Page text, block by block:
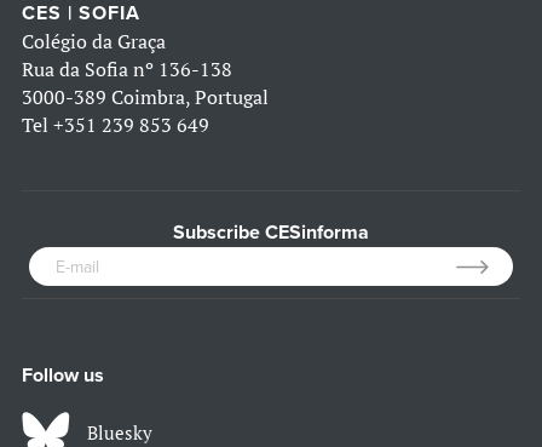
CES | SOFIA
Colégio da Graça
Rua da Sofia nº 136-138
3000-389 Coimbra, Portugal
Tel +351 239 853 649
Subscribe CESinforma
Follow us
Bluesky